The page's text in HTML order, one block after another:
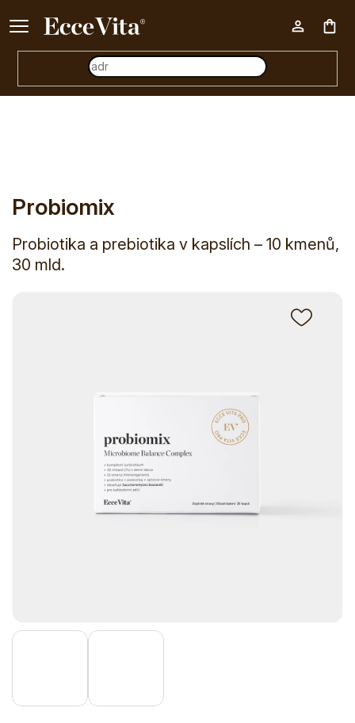
Ke každému nákupu nad 500 Kč dárek zdarma 📦
E-shop Doplňky stravy Speciální doplňky stravy
Probiomix
Probiotika a prebiotika v kapslích – 10 kmenů,
30 mld.